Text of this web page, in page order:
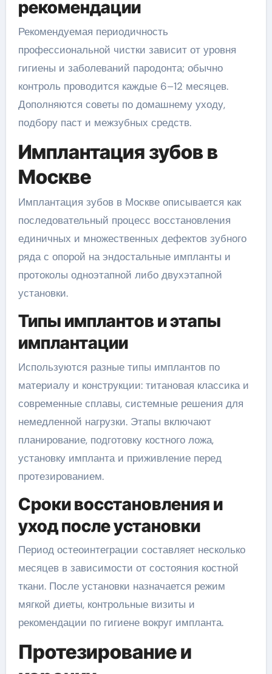
рекомендации
Рекомендуемая периодичность
профессиональной чистки зависит от уровня
гигиены и заболеваний пародонта; обычно
контроль проводится каждые 6–12 месяцев.
Дополняются советы по домашнему уходу,
подбору паст и межзубных средств.
Имплантация зубов в
Москве
Имплантация зубов в Москве описывается как
последовательный процесс восстановления
единичных и множественных дефектов зубного
ряда с опорой на эндостальные импланты и
протоколы одноэтапной либо двухэтапной
установки.
Типы имплантов и этапы
имплантации
Используются разные типы имплантов по
материалу и конструкции: титановая классика и
современные сплавы, системные решения для
немедленной нагрузки. Этапы включают
планирование, подготовку костного ложа,
установку импланта и приживление перед
протезированием.
Сроки восстановления и
уход после установки
Период остеоинтеграции составляет несколько
месяцев в зависимости от состояния костной
ткани. После установки назначается режим
мягкой диеты, контрольные визиты и
рекомендации по гигиене вокруг импланта.
Протезирование и